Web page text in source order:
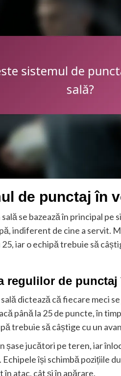
de punctaj în
se bazează în principal
indiferent de cine a servit.
iar o echipă trebuie să
regulilor de
dictează că fiecare meci
până la 25 de puncte, în
trebuie să câștige cu un
șase jucători pe teren, iar
își schimbă pozițiile
atac, cât și în apărare.